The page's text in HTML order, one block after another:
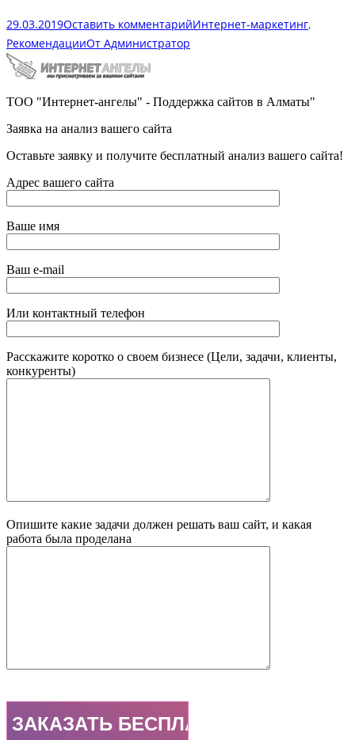
29.03.2019Оставить комментарийИнтернет-маркетинг,
РекомендацииОт Администратор
ТОО "Интернет-ангелы" - Поддержка сайтов в Алматы"
Заявка на анализ вашего сайта
Оставьте заявку и получите бесплатный анализ вашего сайта!
Адрес вашего сайта
Ваше имя
Ваш e-mail
Или контактный телефон
Расскажите коротко о своем бизнесе (Цели, задачи, клиенты,
конкуренты)
Опишите какие задачи должен решать ваш сайт, и какая
работа была проделана